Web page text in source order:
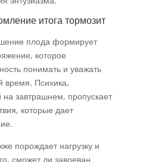
итога тормозит
плода формирует
которое
понимать и уважать
время. Психика,
завтрашнем, пропускает
которые дает
порождает нагрузку и
сможет ли завоеван